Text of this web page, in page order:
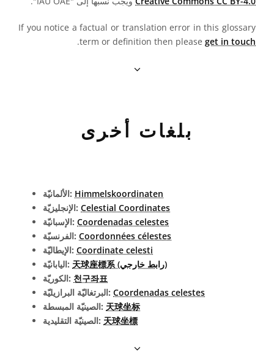
If you notice a factual or translation error in this glossary
term or definition then please get in touch
.
بلغات أخرى
الألمانيّة: Himmelskoordinaten
الإنجليزيّة: Celestial Coordinates
الإسبانيّة: Coordenadas celestes
الفرنسيّة: Coordonnées célestes
الإيطاليّة: Coordinate celesti
اليابانيّة:
天球座標系 (رابط خارجي)
الكوريّة: 천구좌표
البرتغاليّة البرازيليّة: Coordenadas celestes
الصينيّة المبسطة: 天球坐标
الصينيّة التقليدية: 天球坐標